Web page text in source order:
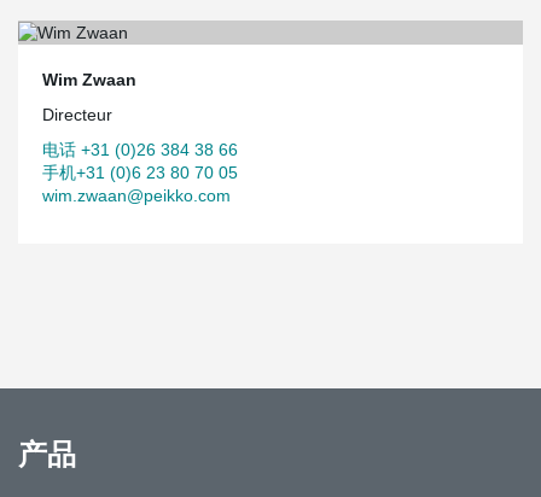
Wim Zwaan
Directeur
电话 +31 (0)26 384 38 66
手机+31 (0)6 23 80 70 05
wim.zwaan@peikko.com
产品